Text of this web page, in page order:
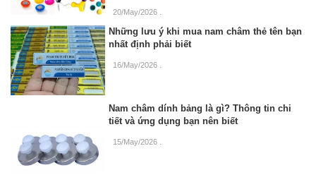
20/May/2026
Những lưu ý khi mua nam châm thẻ tên bạn
nhất định phải biết
16/May/2026
Nam châm dính bảng là gì? Thông tin chi
tiết và ứng dụng bạn nên biết
15/May/2026